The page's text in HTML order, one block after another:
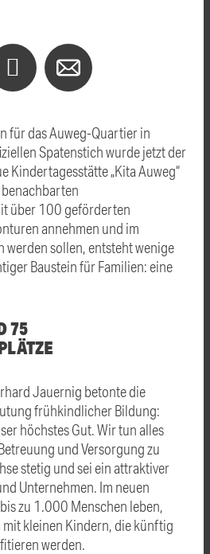
für das Auweg-Quartier in
Spatenstich wurde jetzt der
Kindertagesstätte „Kita Auweg“
über 100 geförderten
annehmen und im
werden sollen, entsteht wenige
Baustein für Familien: eine
75
Jauernig betonte die
frühkindlicher Bildung:
höchstes Gut. Wir tun alles
und Versorgung zu
stetig und sei ein attraktiver
Unternehmen. Im neuen
zu 1.000 Menschen leben,
kleinen Kindern, die künftig
werden.